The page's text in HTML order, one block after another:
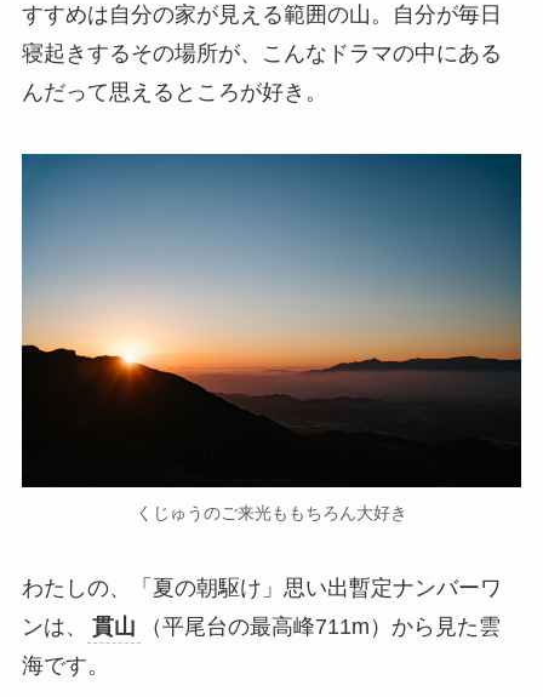
すすめは自分の家が見える範囲の山。自分が毎日
寝起きするその場所が、こんなドラマの中にある
んだって思えるところが好き。
くじゅうのご来光ももちろん大好き
わたしの、「夏の朝駆け」思い出暫定ナンバーワ
ンは、
貫山
（平尾台の最高峰711m）から見た雲
海です。